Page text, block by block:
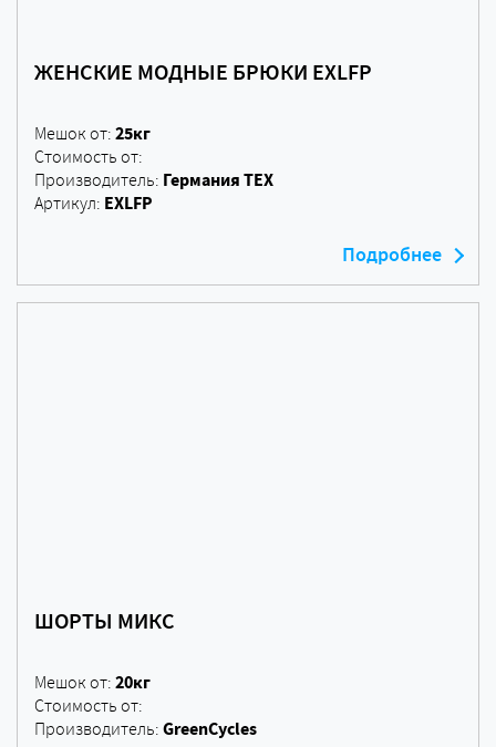
ЖЕНСКИЕ МОДНЫЕ БРЮКИ EXLFP
Мешок от: 25кг
Стоимость от:
Производитель: Германия ТЕХ
Артикул: EXLFP
Подробнее
ШОРТЫ МИКС
Мешок от: 20кг
Стоимость от:
Производитель: GreenCycles